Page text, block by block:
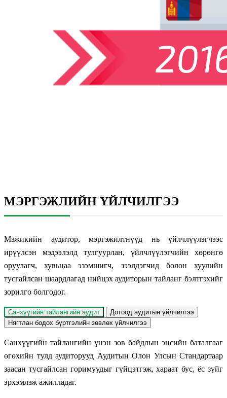
МЭРГЭЖЛИЙН ҮЙЛЧИЛГЭЭ
Мэжикийн аудитор, мэргэжилтнүүд нь үйлчлүүлэгчээс
ирүүлсэн мэдээлэлд тулгуурлан, үйлчлүүлэгчийн хөрөнгө
оруулагч, хувьцаа эзэмшигч, зээлдэгчид болон хуулийн
тусгайлсан шаардлагад нийцэх аудиторын тайланг бэлтгэхийг
зорилго болгодог.
Санхүүгийн тайлангийн аудит
Дотоод аудитын үйлчилгээ
Нягтлан бодох бүртгэлийн зөвлөх үйлчилгээ
Санхүүгийн тайлангийн үнэн зөв байдлын эцсийн баталгааг
өгөхийн тулд аудиторууд Аудитын Олон Улсын Стандартаар
заасан тусгайлсан горимуудыг гүйцэтгэж, хараат бус, ёс зүйг
эрхэмлэж ажилладаг.